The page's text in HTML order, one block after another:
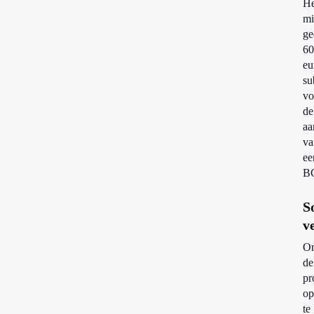
de
de
op
te